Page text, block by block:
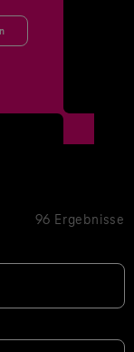
96 Ergebnisse